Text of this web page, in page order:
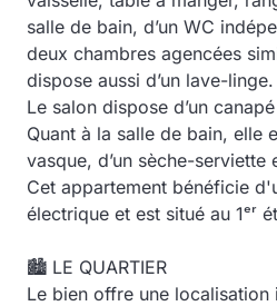
salle de bain, d’un WC
deux chambres agencées
dispose aussi d’un lave-linge.
Le salon dispose d’un
Quant à la salle de bain, elle
vasque, d’un sèche-serviette
Cet appartement bénéficie
électrique et est situé au 1ᵉʳ
🏙️ LE QUARTIER
Le bien offre une localisation